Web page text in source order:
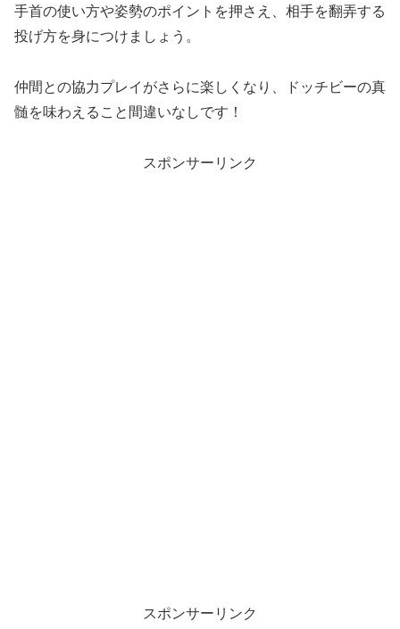
手首の使い方や姿勢のポイントを押さえ、相手を翻弄する
投げ方を身につけましょう。
仲間との協力プレイがさらに楽しくなり、ドッチビーの真
髄を味わえること間違いなしです！
スポンサーリンク
スポンサーリンク